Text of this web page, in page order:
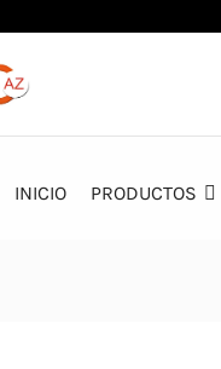
INICIO PRODUCTOS